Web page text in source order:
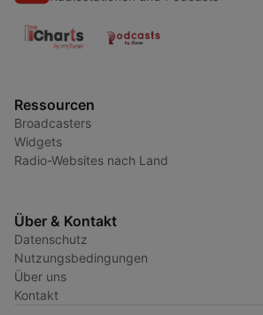
Ressourcen
Broadcasters
Widgets
Radio-Websites nach Land
Über & Kontakt
Datenschutz
Nutzungsbedingungen
Über uns
Kontakt